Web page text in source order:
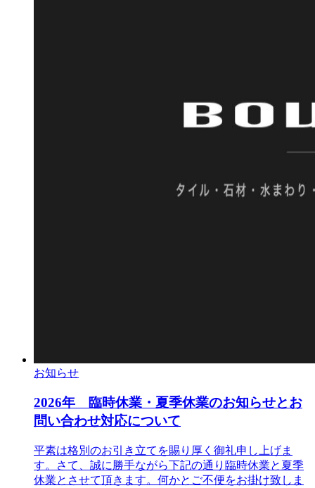
お知らせ
2026年 臨時休業・夏季休業のお知らせとお
問い合わせ対応について
平素は格別のお引き立てを賜り厚く御礼申し上げま
す。さて、誠に勝手ながら下記の通り臨時休業と夏季
休業とさせて頂きます。何かとご不便をお掛け致しま